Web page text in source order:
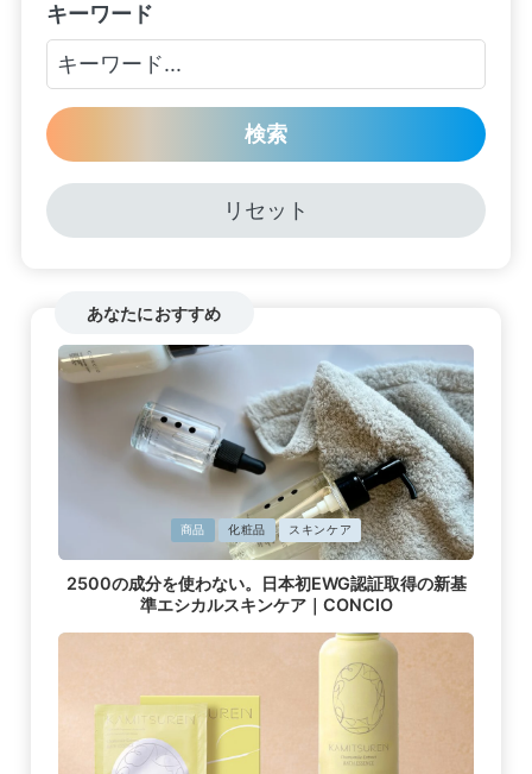
キーワード
検索
リセット
あなたにおすすめ
載
済
商品 化粧品 スキンケア
2500の成分を使わない。日本初EWG認証取得の新基
準エシカルスキンケア｜CONCIO